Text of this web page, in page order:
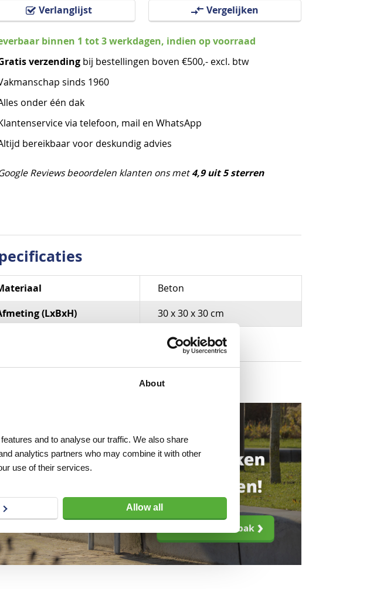
About
and to analyse our traffic. We also share
analytics partners who may combine it with other
use of their services.
Allow all
Verlanglijst Vergelijken
binnen 1 tot 3 werkdagen, indien op voorraad
verzending bij bestellingen boven €500,- excl. btw
sinds 1960
onder één dak
via telefoon, mail en WhatsApp
bereikbaar voor deskundig advies
Reviews beoordelen klanten ons met4,9 uit 5 sterren
Beton
(LxBxH) 30 x 30 x 30 cm